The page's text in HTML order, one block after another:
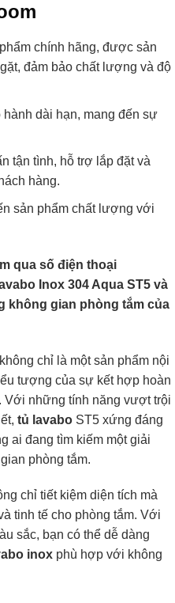
chính hãng, được sản
đảm bảo chất lượng và độ
hành dài hạn, mang đến sự
tận tình, hỗ trợ lắp đặt và
hàng.
sản phẩm chất lượng với
qua số điện thoại
Inox 304 Aqua ST5 và
không gian phòng tắm của
chỉ là một sản phẩm nội
tượng của sự kết hợp hoàn
Với những tính năng vượt trội
tủ lavabo ST5 xứng đáng
ai đang tìm kiếm một giải
phòng tắm.
chỉ tiết kiệm diện tích mà
tinh tế cho phòng tắm. Với
sắc, bạn có thể dễ dàng
inox phù hợp với không